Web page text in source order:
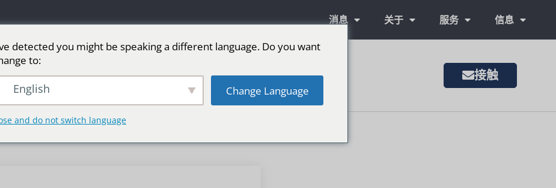
消息 关于 服务 信息
LED广告屏 舞台LED屏 运动 更多市场 接触
detected you might be speaking a different language. Do you want
to:
English Change Language
and do not switch language